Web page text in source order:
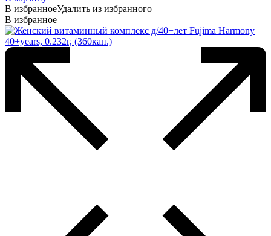
В избранноеУдалить из избранного
В избранное